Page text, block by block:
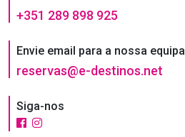
+351 289 898 925
Envie email para a nossa equipa
reservas@e-destinos.net
Siga-nos